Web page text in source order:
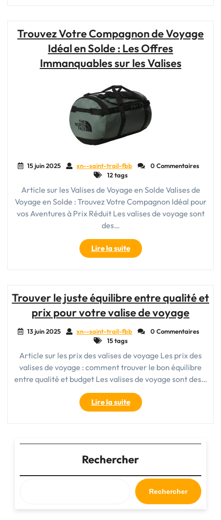
:
les
Valises
de
Voyage
Équipez-
vous
Prochaines
Trouvez Votre Compagnon de Voyage
Idéal en Solde : Les Offres
Immanquables sur les Valises
15 juin 2025 xn--saint-trail-fbb
0 Commentaires
12 tags
Article sur les Valises de Voyage en Solde Valises de
Voyage en Solde : Trouvez Votre Compagnon Idéal pour
vos Aventures à Prix Réduit Les valises de voyage sont
des…
Lire la suite"Trouvez
Votre
Compagnon
Idéal
en
:
Offres
Immanquables
sur
Valises"
Trouver le juste équilibre entre qualité et
prix pour votre valise de voyage
13 juin 2025 xn--saint-trail-fbb
0 Commentaires
15 tags
Article sur les prix des valises de voyage Les prix des
valises de voyage : comment trouver le bon équilibre
entre qualité et budget Les valises de voyage sont des…
Lire la suite"Trouver
le
juste
entre
qualité
et
prix
pour
votre
Rechercher
Rechercher